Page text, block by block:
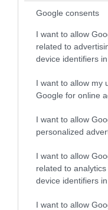
Google consents
I want to allow
related to
device identifiers in
I want to allow my
Google for online
I want to allow
personalized
I want to allow
related to
device identifiers in
I want to allow
Ά.Γεωργιάδης
τον Ν.Τραμπ να
των Γλυπτών